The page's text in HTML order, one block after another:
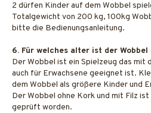
2 dürfen Kinder auf dem Wobbel
Totalgewicht von 200 kg, 100kg
bitte die Bedienungsanleitung.
6. Für welches alter ist der Wobbel
Der Wobbel ist ein Spielzeug das mit
auch für Erwachsene geeignet ist.
dem Wobbel als größere Kinder und
Der Wobbel ohne Kork und mit Filz
geprüft worden.